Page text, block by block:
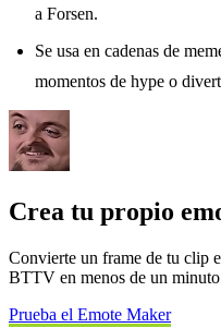
a Forsen.
Se usa en cadenas de
momentos de hype o
Crea tu propio
Convierte un frame de tu clip
BTTV en menos de un
Prueba el Emote Maker